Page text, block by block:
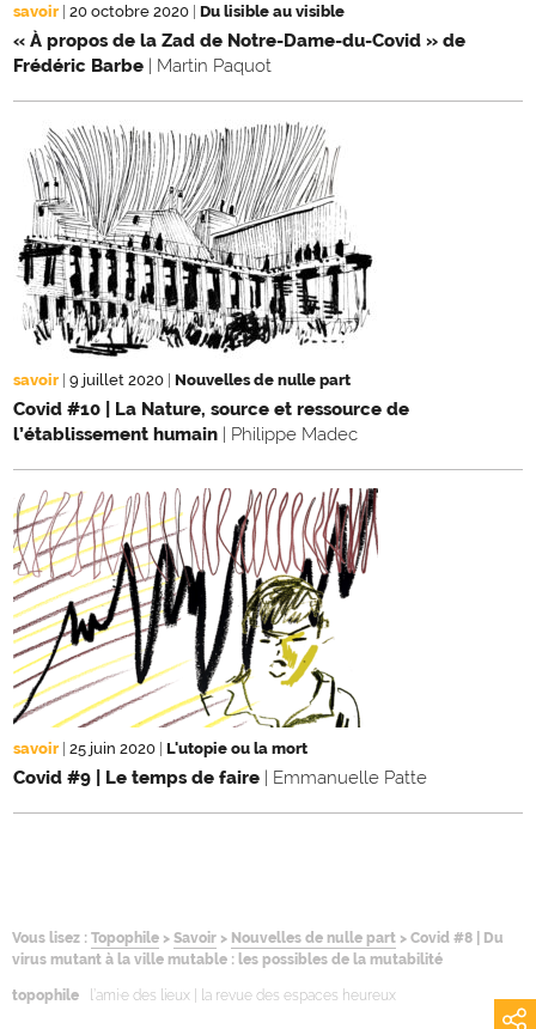
savoir 20 octobre 2020 Du lisible au visible
« À propos de la Zad de Notre-Dame-du-Covid » de
Frédéric Barbe | Martin Paquot
savoir 9 juillet 2020 Nouvelles de nulle part
Covid #10 | La Nature, source et ressource de
l’établissement humain | Philippe Madec
savoir 25 juin 2020 L'utopie ou la mort
Covid #9 | Le temps de faire | Emmanuelle Patte
Vous lisez : Topophile > Savoir > Nouvelles de nulle part > Covid #8 | Du
virus mutant à la ville mutable : les possibles de la mutabilité
topophile l’ami·e des lieux | la revue des espaces heureux